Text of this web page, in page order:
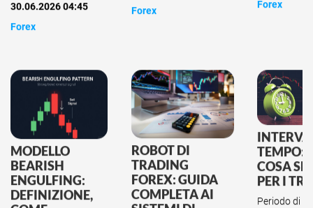
30.06.2026 04:45
Forex
Forex
Forex
MODELLO
BEARISH
ENGULFING:
DEFINIZIONE,
ROBOT DI
TRADING
FOREX: GUIDA
COMPLETA AI
TEMPO:
COSA
PER I
Periodo di